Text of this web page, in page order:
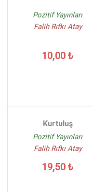
Pozitif Yayınları
Falih Rıfkı Atay
10,00 ₺
Kurtuluş
Pozitif Yayınları
Falih Rıfkı Atay
19,50 ₺